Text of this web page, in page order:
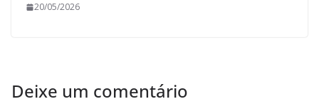
20/05/2026
Deixe um comentário